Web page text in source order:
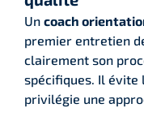
Un coach
premier entretien
clairement son
spécifiques. Il évite
privilégie une